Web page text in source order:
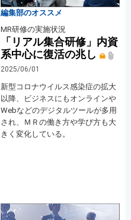
編集部のオススメ
MR研修の実施状況
「リアル集合研修」内資
系中心に復活の兆し
2025/06/01
新型コロナウイルス感染症の拡大
以降、ビジネスにもオンラインや
Webなどのデジタルツールが多用
され、ＭＲの働き方や学び方も大
きく変化している。